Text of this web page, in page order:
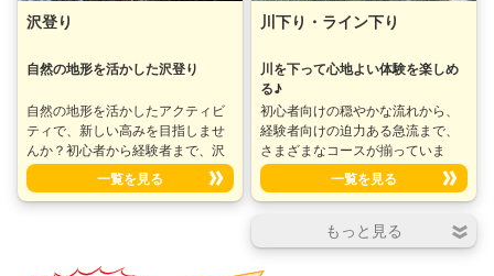
沢登り
自然の地形を活かした沢登り
自然の地形を活かしたアクティビ
ティで、新しい高みを目指しませ
んか？初心者から経験者まで、沢
登りの技術や装備、コースの紹介
など、包括的な情報が揃っていま
す。自然の迫力を感じながら、安
一覧を見る
川下り・ライン下り
川を下って心地よい体験を楽しめ
る♪
初心者向けの穏やかな流れから、
経験者向けの迫力ある急流まで、
さまざまなコースが揃っていま
す。川下りの楽しさを共有し、自
然との調和を感じながら、新たな
冒険の舞台に足を踏み入れましょ
一覧を見る